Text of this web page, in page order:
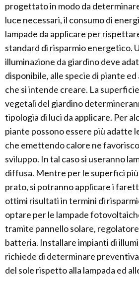
progettato in modo da
luce necessari, il consumo di
lampade da applicare per
standard di risparmio energetico.
illuminazione da giardino deve
disponibile, alle specie di piante
che si intende creare. La
vegetali del giardino
tipologia di luci da applicare. Per
piante possono essere più adatte
che emettendo calore ne
sviluppo. In tal caso si useranno
diffusa. Mentre per le superfici più
prato, si potranno applicare i
ottimi risultati in termini di
optare per le lampade
tramite pannello solare,
batteria. Installare impianti di
richiede di determinare
del sole rispetto alla lampada ed